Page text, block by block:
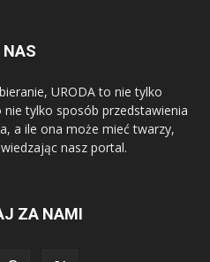
NAS
URODA to nie tylko
nie tylko sposób przedstawienia
a ile ona może mieć twarzy,
nasz portal.
ZA NAMI